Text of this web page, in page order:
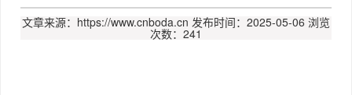
文章来源：https://www.cnboda.cn 发布时间：2025-05-06 浏览
次数：241